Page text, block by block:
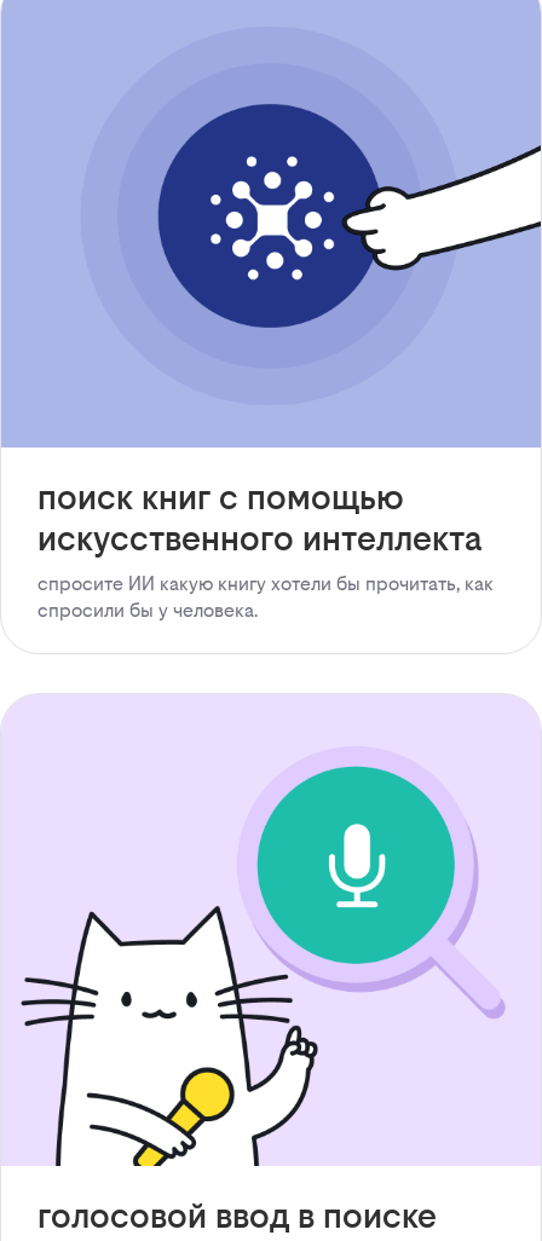
поиск книг с помощью
искусственного интеллекта
спросите ИИ какую книгу хотели бы прочитать, как
спросили бы у человека.
голосовой ввод в поиске